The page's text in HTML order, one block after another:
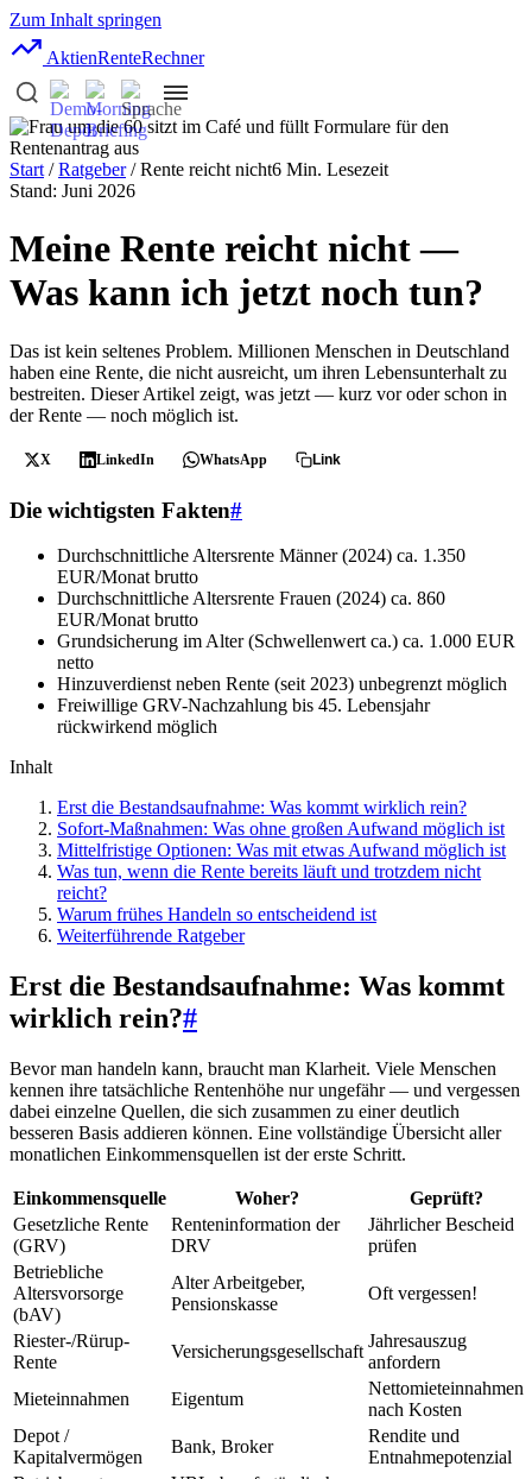
Zum Inhalt springen
AktienRenteRechner
Start /Ratgeber/ Rente reicht nicht6 Min. Lesezeit
Stand: Juni 2026
Meine Rente reicht nicht —
Was kann ich jetzt noch tun?
Das ist kein seltenes Problem. Millionen Menschen in Deutschland
haben eine Rente, die nicht ausreicht, um ihren Lebensunterhalt zu
bestreiten. Dieser Artikel zeigt, was jetzt — kurz vor oder schon in
der Rente — noch möglich ist.
X LinkedIn WhatsApp Link
Die wichtigsten Fakten#
Durchschnittliche Altersrente Männer (2024) ca. 1.350
EUR/Monat brutto
Durchschnittliche Altersrente Frauen (2024) ca. 860
EUR/Monat brutto
Grundsicherung im Alter (Schwellenwert ca.) ca. 1.000 EUR
netto
Hinzuverdienst neben Rente (seit 2023) unbegrenzt möglich
Freiwillige GRV-Nachzahlung bis 45. Lebensjahr
rückwirkend möglich
Inhalt
Erst die Bestandsaufnahme: Was kommt wirklich rein?
Sofort-Maßnahmen: Was ohne großen Aufwand möglich ist
Mittelfristige Optionen: Was mit etwas Aufwand möglich ist
Was tun, wenn die Rente bereits läuft und trotzdem nicht
reicht?
Warum frühes Handeln so entscheidend ist
Weiterführende Ratgeber
Erst die Bestandsaufnahme: Was kommt
wirklich rein?#
Bevor man handeln kann, braucht man Klarheit. Viele Menschen
kennen ihre tatsächliche Rentenhöhe nur ungefähr — und vergessen
dabei einzelne Quellen, die sich zusammen zu einer deutlich
besseren Basis addieren können. Eine vollständige Übersicht aller
monatlichen Einkommensquellen ist der erste Schritt.
Einkommensquelle Woher?
Geprüft?
Gesetzliche Rente
(GRV)
Renteninformation der
DRV
Jährlicher Bescheid
prüfen
Betriebliche
Altersvorsorge
(bAV)
Alter Arbeitgeber,
Pensionskasse
Oft vergessen!
Riester-/Rürup-
Rente
Versicherungsgesellschaft
Jahresauszug
anfordern
Mieteinnahmen
Eigentum
Nettomieteinnahmen
nach Kosten
Depot /
Kapitalvermögen
Bank, Broker
Rendite und
Entnahmepotenzial